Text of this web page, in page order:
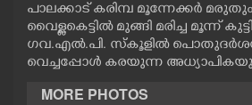
OPINION
PHOTOS
പാലക്കാട് കരിമ്പ മൂന്നേക്കർ
വൈള്ളകെട്ടിൽ മുങ്ങി മരിച്ച മൂന്ന്
ഗവ.എൽ.പി. സ്കൂളിൽ
വെച്ചപ്പോൾ കരയുന്ന
MORE PHOTOS